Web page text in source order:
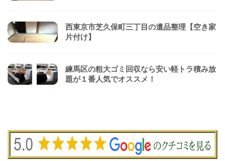
西東京市芝久保町三丁目の遺品整理【空き家
片付け】
練馬区の粗大ゴミ回収なら安い軽トラ積み放
題が１番人気でオススメ！